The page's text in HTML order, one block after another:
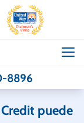
8896
puede